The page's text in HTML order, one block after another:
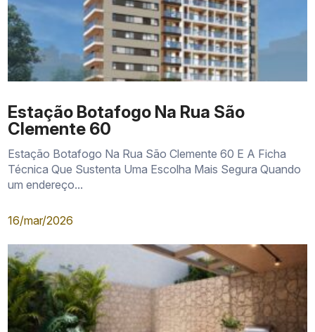
Estação Botafogo Na Rua São
Clemente 60
Estação Botafogo Na Rua São Clemente 60 E A Ficha
Técnica Que Sustenta Uma Escolha Mais Segura Quando
um endereço...
16/mar/2026